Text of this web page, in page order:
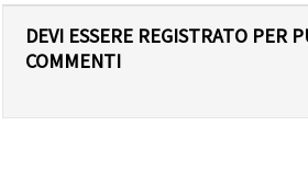
DEVI ESSERE REGISTRATO PER
COMMENTI